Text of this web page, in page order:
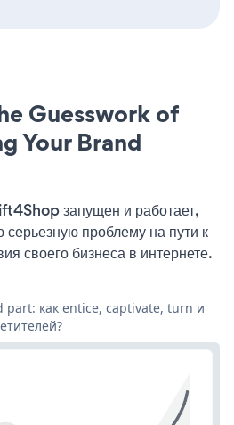
Guesswork of
Your Brand
запущен и работает,
проблему на пути к
своего бизнеса в интернете.
как entice, captivate, turn и